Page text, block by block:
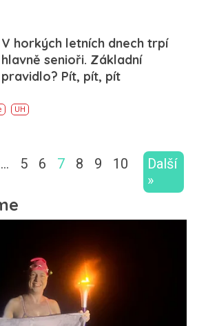
V horkých letních dnech trpí
hlavně senioři. Základní
pravidlo? Pít, pít, pít
UH
… 5 6 7 8 9 10
Další
»